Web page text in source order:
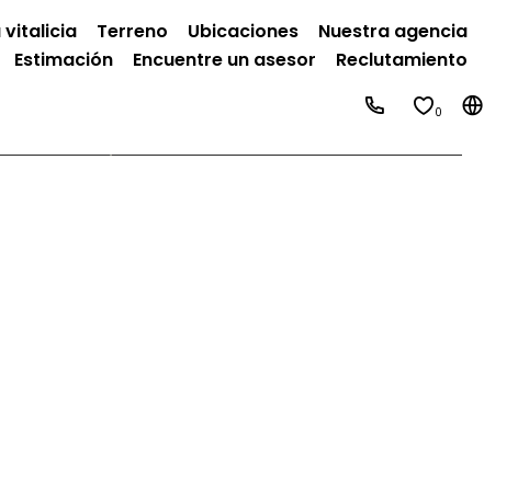
vitalicia Terreno Ubicaciones
Nuestra agencia
Estimación Encuentre un asesor Reclutamiento
0